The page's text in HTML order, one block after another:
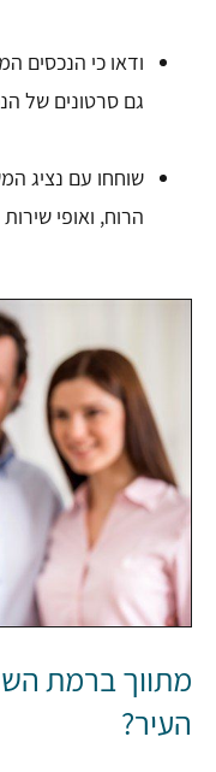
ודאו כי הנכסים
גם סרטונים של
שוחחו עם נציג
הרוח, ואופי
מתווך ברמת
העיר?